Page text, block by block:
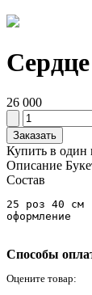
Сердце
26 000
Заказать
Купить в один
Описание
Состав
25 роз 40 см
оформление
Способы
Оцените товар: